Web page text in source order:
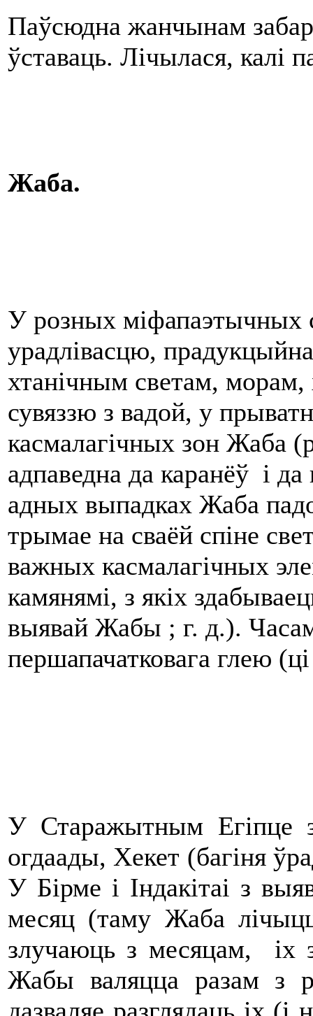
Паўсюдна жанчынам
ўставаць. Лiчылася, калi
Жаба.
У розных міфапаэтычных
урадлівасцю,
хтанічным светам,
сувяззю з вадой, у
касмалагічных зон Жаба
адпаведна да каранёў і
адных выпадках Жаба
трымае на сваёй спіне
важных касмалагічных
камянямі, з якіх
выявай Жабы ; г. д.).
першапачатковага глею
У Старажытным Егіпце
огдаады, Хекет (багіня
У Бірме і Індакітаі з
месяц (таму Жаба
злучаюць з месяцам, іх
Жабы валяцца разам з